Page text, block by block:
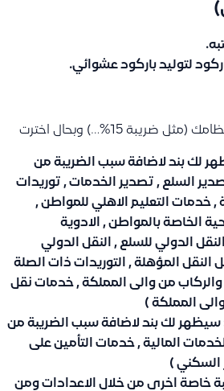
لتوليد باركود عشوائي.
15%…) وبحال اخترت
لك بند لاضافة سبب الضريبة من
(تصدير السلع , تصدير الخدمات , توريدات
, خدمات التعليم الاهلي للمواطن ,
الخاصة بالمواطن , الادوية
الدولي للسلع , النقل الدولي
النقل المؤهلة , التوريدات ذات الصلة
من والى المملكة , خدمات نقل
المملكة )
سيظهر لك بند لاضافة سبب الضريبة من
الخدمات المالية , خدمات التأمين على
السكني )
خاصة اخرى من خلال الاعدادات ومن